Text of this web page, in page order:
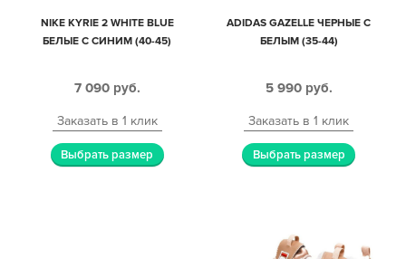
NIKE KYRIE 2 WHITE BLUE
БЕЛЫЕ С СИНИМ (40-45)
7 090 руб.
Заказать в 1 клик
Выбрать размер
ADIDAS GAZELLE ЧЕРНЫЕ С
БЕЛЫМ (35-44)
5 990 руб.
Заказать в 1 клик
Выбрать размер